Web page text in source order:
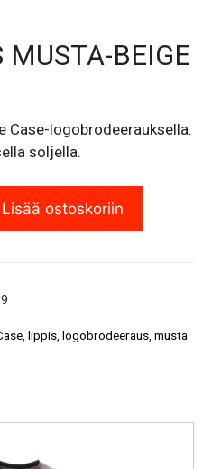
MUSTA-BEIGE
Case-logobrodeerauksella.
soljella.
Lisää ostoskoriin
lippis logobrodeeraus musta